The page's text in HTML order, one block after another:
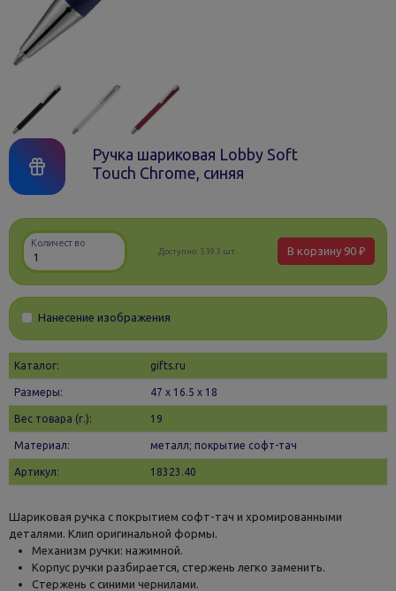
Ручка шариковая Lobby Soft
Touch Chrome, синяя
Количество
Доступно: 5393 шт. В корзину 90 ₽
Нанесение изображения
Каталог: gifts.ru
Размеры: 47 х 16.5 x 18
Вес товара (г.): 19
Материал: металл; покрытие софт-тач
Артикул: 18323.40
Шариковая ручка с покрытием софт-тач и хромированными
деталями. Клип оригинальной формы.
Механизм ручки: нажимной.
Корпус ручки разбирается, стержень легко заменить.
Стержень с синими чернилами.